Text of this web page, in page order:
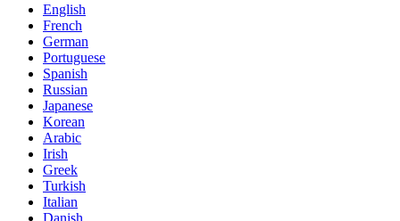
English
French
German
Portuguese
Spanish
Russian
Japanese
Korean
Arabic
Irish
Greek
Turkish
Italian
Danish